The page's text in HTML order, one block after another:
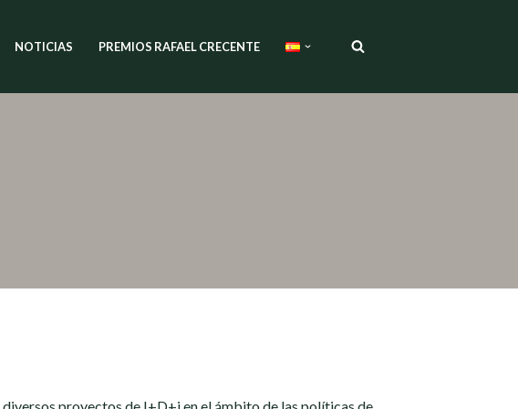
NOTICIAS PREMIOS RAFAEL CRECENTE
proyectos de I+D+i en el ámbito de las políticas de